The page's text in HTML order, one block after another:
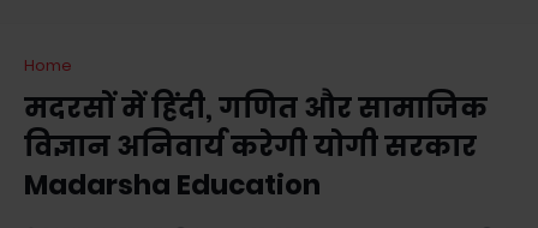
Home
मदरसों में हिंदी, गणित और सामाजिक
विज्ञान अनिवार्य करेगी योगी सरकार
Madarsha Education